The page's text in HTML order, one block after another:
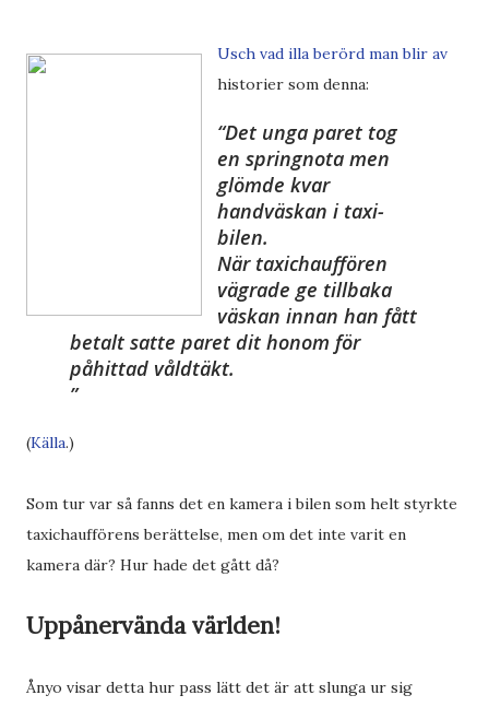
Usch vad illa berörd man blir av
historier som denna:
Det unga paret tog
en springnota men
glömde kvar
handväskan i ­taxi­
bilen.
När taxichauffören
vägrade ge tillbaka
väskan innan han fått
betalt satte paret dit honom för
påhittad våldtäkt.
(Källa.)
Som tur var så fanns det en kamera i bilen som helt styrkte
taxichaufförens berättelse, men om det inte varit en
kamera där? Hur hade det gått då?
Uppånervända världen!
Ånyo visar detta hur pass lätt det är att slunga ur sig